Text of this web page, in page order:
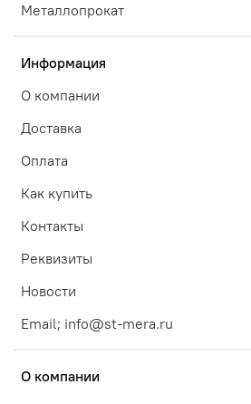
Металлопрокат
Информация
О компании
Доставка
Оплата
Как купить
Контакты
Реквизиты
Новости
Email; info@st-mera.ru
О компании